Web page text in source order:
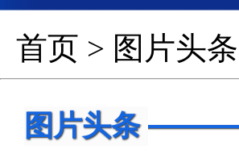
首页 > 图片头条
图片头条